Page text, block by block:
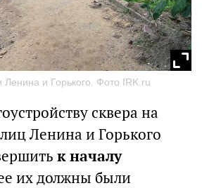
Ленина и Горького. Фото IRK.ru
сквера на
Ленина и Горького
к началу
их должны были